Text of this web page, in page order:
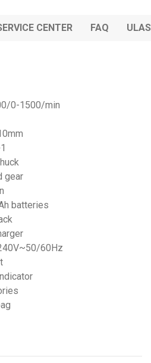
CENTER FAQ
0-1500/min
gear
batteries
60Hz